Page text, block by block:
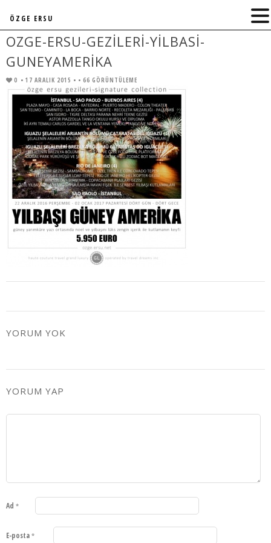
OZGE-ERSU-GEZILERI-YILBASI-
GUNEYAMERIKA
0 • 17 ARALIK 2015 • • 66 GÖRÜNTÜLEME
YORUM YOK
YORUM YAP
Ad *
E-posta *
ÖZGE ERSU